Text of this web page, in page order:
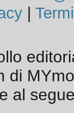
|
di
al